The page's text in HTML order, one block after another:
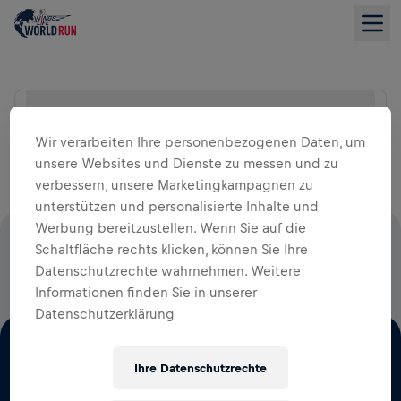
LISTENANSICHT
100 % DER STARTGELDER FLIESSEN IN DIE R
ÜCKENMARKSFORSCHUNG
Wir verarbeiten Ihre personenbezogenen Daten, um
unsere Websites und Dienste zu messen und zu
verbessern, unsere Marketingkampagnen zu
unterstützen und personalisierte Inhalte und
Werbung bereitzustellen. Wenn Sie auf die
Schaltfläche rechts klicken, können Sie Ihre
Datenschutzrechte wahrnehmen. Weitere
Informationen finden Sie in unserer
Datenschutzerklärung
Ihre Datenschutzrechte